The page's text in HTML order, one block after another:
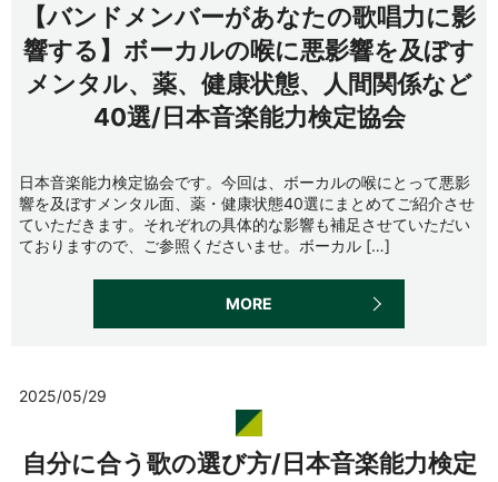
【バンドメンバーがあなたの歌唱力に影
響する】ボーカルの喉に悪影響を及ぼす
メンタル、薬、健康状態、人間関係など
40選/日本音楽能力検定協会
日本音楽能力検定協会です。今回は、ボーカルの喉にとって悪影
響を及ぼすメンタル面、薬・健康状態40選にまとめてご紹介させ
ていただきます。それぞれの具体的な影響も補足させていただい
ておりますので、ご参照くださいませ。ボーカル […]
MORE
2025/05/29
自分に合う歌の選び方/日本音楽能力検定